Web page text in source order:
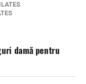
damă pentru